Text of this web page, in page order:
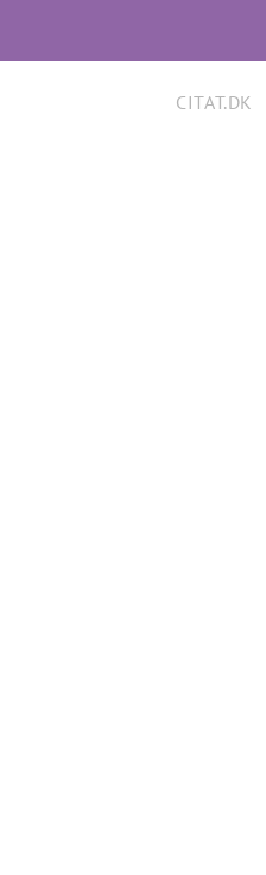
CITAT.DK